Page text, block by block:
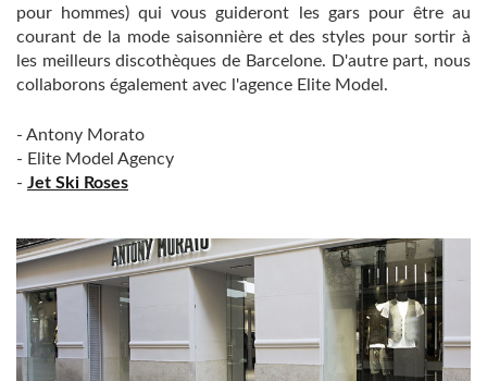
pour hommes) qui vous guideront les gars pour être au
courant de la mode saisonnière et des styles pour sortir à
les meilleurs discothèques de Barcelone. D'autre part, nous
collaborons également avec l'agence Elite Model.
- Antony Morato
- Elite Model Agency
- Jet Ski Roses